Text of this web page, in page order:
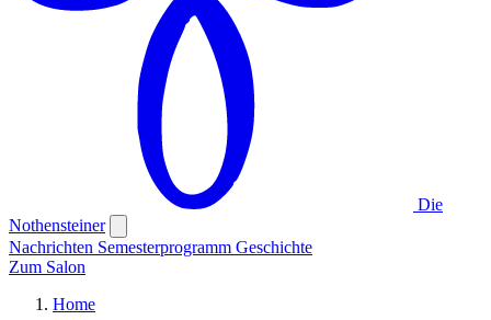
Die
Nothensteiner
Nachrichten Semesterprogramm Geschichte
Zum Salon
Home